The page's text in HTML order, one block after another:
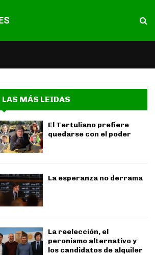
LAS MÁS LEIDAS
El Tertuliano prefiere
quedarse con el poder
La esperanza no derrama
La reelección, el
peronismo alternativo y
los candidatos de alquiler